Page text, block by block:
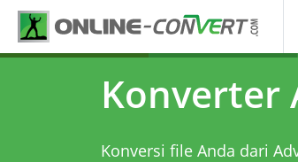
Konverter
Konversi file Anda dari